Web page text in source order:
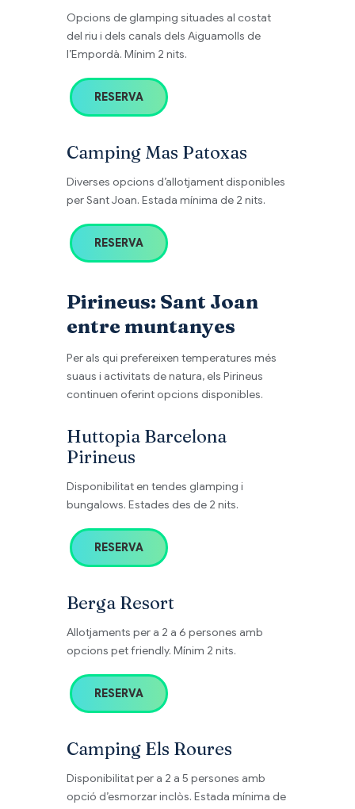
Opcions de glamping situades al costat
del riu i dels canals dels Aiguamolls de
l’Empordà. Mínim 2 nits.
RESERVA
Camping Mas Patoxas
Diverses opcions d’allotjament disponibles
per Sant Joan. Estada mínima de 2 nits.
RESERVA
Pirineus: Sant Joan
entre muntanyes
Per als qui prefereixen temperatures més
suaus i activitats de natura, els Pirineus
continuen oferint opcions disponibles.
Huttopia Barcelona
Pirineus
Disponibilitat en tendes glamping i
bungalows. Estades des de 2 nits.
RESERVA
Berga Resort
Allotjaments per a 2 a 6 persones amb
opcions pet friendly. Mínim 2 nits.
RESERVA
Camping Els Roures
Disponibilitat per a 2 a 5 persones amb
opció d’esmorzar inclòs. Estada mínima de